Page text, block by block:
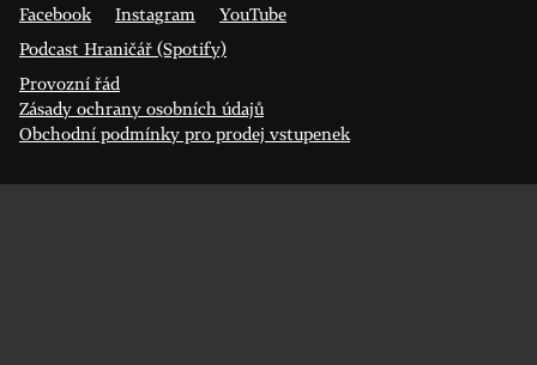
Facebook
Instagram
YouTube
Podcast Hraničář (Spotify)
Provozní řád
Zásady ochrany osobních údajů
Obchodní podmínky pro prodej vstupenek